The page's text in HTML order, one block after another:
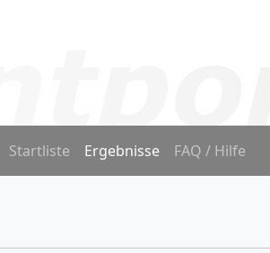
Startliste Ergebnisse FAQ / Hilfe